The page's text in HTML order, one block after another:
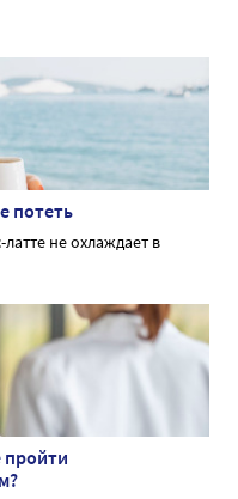
потеть
не охлаждает в